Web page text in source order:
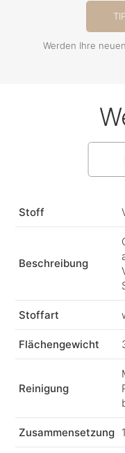
Werden Ihre
Stoff
Beschreibung
Stoffart
Flächengewicht
Reinigung
Zusammensetzung